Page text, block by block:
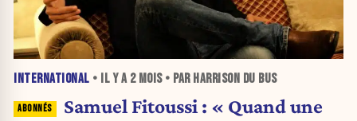
INTERNATIONAL • IL Y A 2 MOIS• PAR HARRISON DU BUS
Samuel Fitoussi : « Quand une